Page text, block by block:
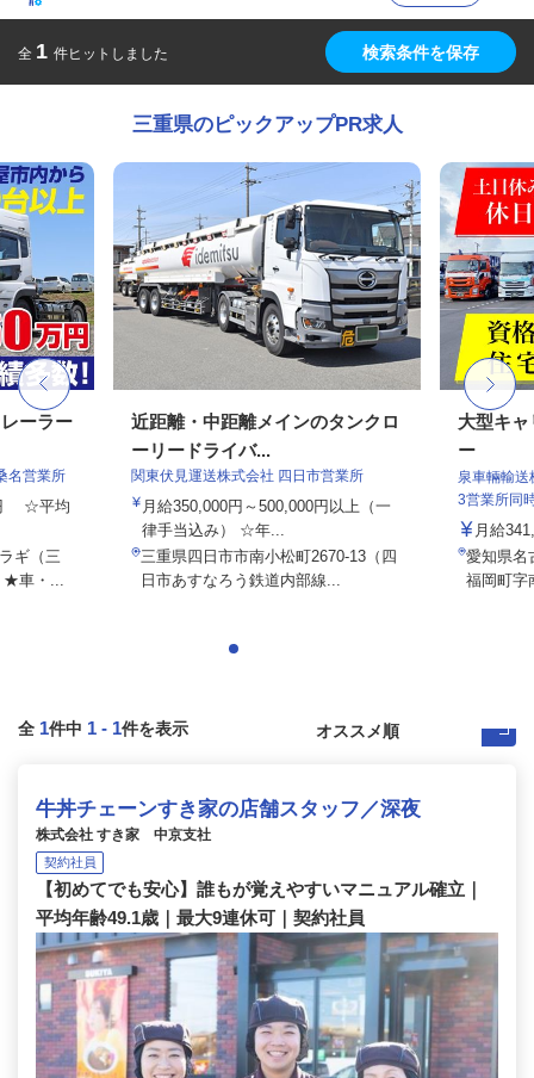
全 1 件ヒットしました 検索条件を保存
三重県のピックアップPR求人
ーラー
名営業所
円 ☆平均
ギ（三
車・...
近距離・中距離メインのタンクロ
ーリードライバ...
関東伏見運送株式会社 四日市営業所
月給350,000円～500,000円以上（一
律手当込み） ☆年...
三重県四日市市南小松町2670-13（四
日市あすなろう鉄道内部線...
大型キ
ー
泉車輛輸
3営業所同
月給
愛知県名
福岡町字
全 1件中 1 - 1件を表示
牛丼チェーンすき家の店舗スタッフ／深夜
株式会社 すき家 中京支社
契約社員
【初めてでも安心】誰もが覚えやすいマニュアル確立｜
平均年齢49.1歳｜最大9連休可｜契約社員